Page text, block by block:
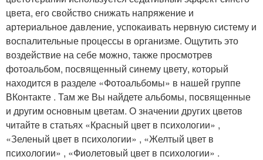
цвета, его свойство снижать напряжение и
артериальное давление, успокаивать нервную систему и
воспалительные процессы в организме. Ощутить это
воздействие на себе можно, также просмотрев
фотоальбом, посвященный синему цвету, который
находится в разделе «Фотоальбомы» в нашей группе
ВКонтакте . Там же Вы найдете альбомы, посвященные
и другим основным цветам. О значении других цветов
читайте в статьях «Красный цвет в психологии» ,
«Зеленый цвет в психологии» , «Желтый цвет в
психологии» , «Фиолетовый цвет в психологии» .